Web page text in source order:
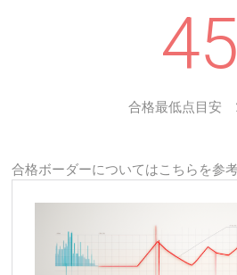
45
合格最低点目安
合格ボーダーについてはこちらを参